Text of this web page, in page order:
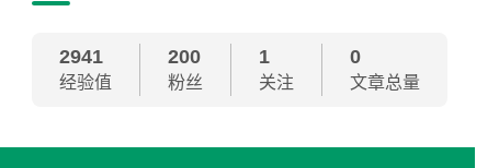
2941
经验值
200
粉丝
1
关注
0
文章总量